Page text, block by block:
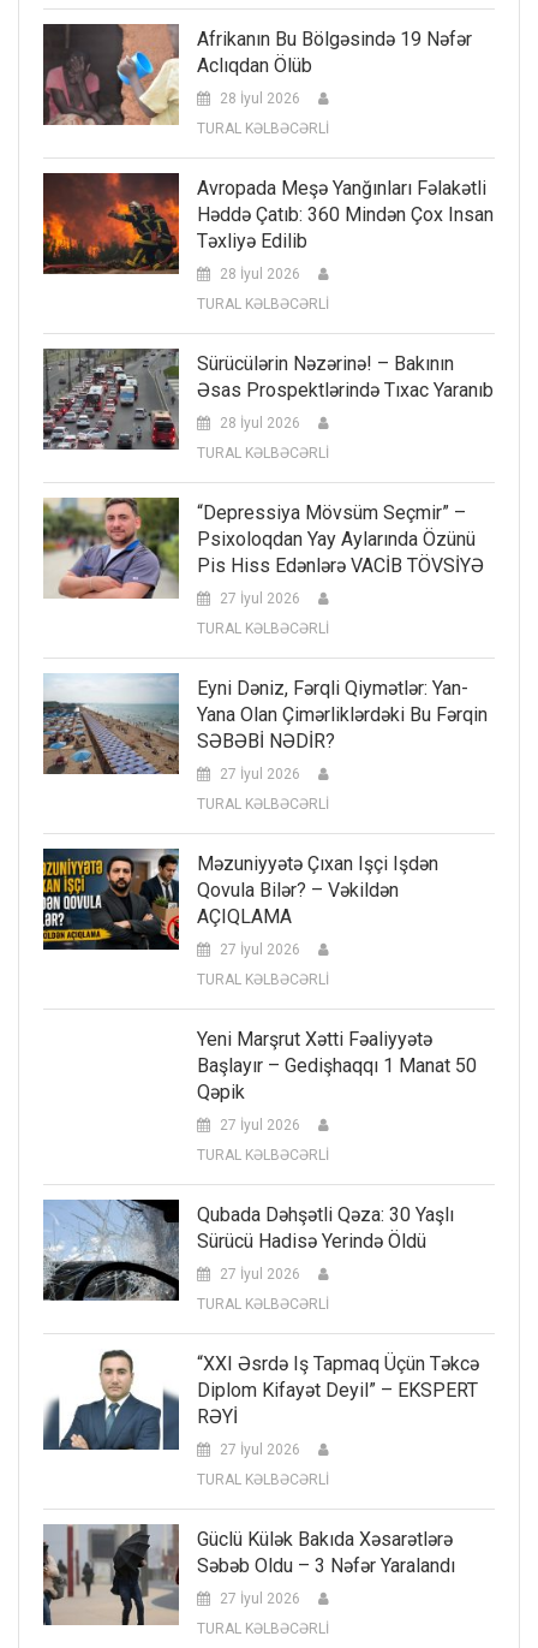
Afrikanın Bu Bölgəsində 19 Nəfər
Aclıqdan Ölüb
28 İyul 2026
TURAL KƏLBƏCƏRLİ
Avropada Meşə Yanğınları Fəlakətli
Həddə Çatıb: 360 Mindən Çox Insan
Təxliyə Edilib
28 İyul 2026
TURAL KƏLBƏCƏRLİ
Sürücülərin Nəzərinə! – Bakının
Əsas Prospektlərində Tıxac Yaranıb
28 İyul 2026
TURAL KƏLBƏCƏRLİ
“Depressiya Mövsüm Seçmir” –
Psixoloqdan Yay Aylarında Özünü
Pis Hiss Edənlərə VACİB TÖVSİYƏ
27 İyul 2026
TURAL KƏLBƏCƏRLİ
Eyni Dəniz, Fərqli Qiymətlər: Yan-
Yana Olan Çimərliklərdəki Bu Fərqin
SƏBƏBİ NƏDİR?
27 İyul 2026
TURAL KƏLBƏCƏRLİ
Məzuniyyətə Çıxan Işçi Işdən
Qovula Bilər? – Vəkildən
AÇIQLAMA
27 İyul 2026
TURAL KƏLBƏCƏRLİ
Yeni Marşrut Xətti Fəaliyyətə
Başlayır – Gedişhaqqı 1 Manat 50
Qəpik
27 İyul 2026
TURAL KƏLBƏCƏRLİ
Qubada Dəhşətli Qəza: 30 Yaşlı
Sürücü Hadisə Yerində Öldü
27 İyul 2026
TURAL KƏLBƏCƏRLİ
“XXI Əsrdə Iş Tapmaq Üçün Təkcə
Diplom Kifayət Deyil” – EKSPERT
RƏYİ
27 İyul 2026
TURAL KƏLBƏCƏRLİ
Güclü Külək Bakıda Xəsarətlərə
Səbəb Oldu – 3 Nəfər Yaralandı
27 İyul 2026
TURAL KƏLBƏCƏRLİ